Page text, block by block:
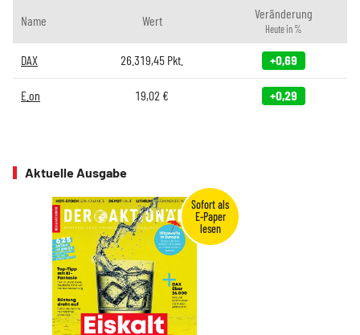
Name Wert Veränderung
Heute in %
DAX 26.319,45 Pkt. +0,69
E.on 19,02 € +0,29
Aktuelle Ausgabe